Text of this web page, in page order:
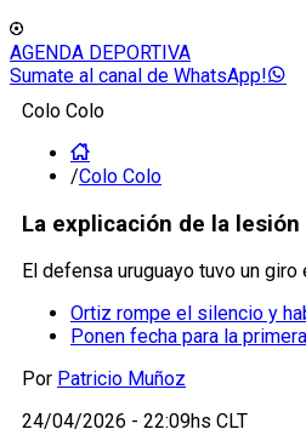
AGENDA DEPORTIVA
Sumate al canal de WhatsApp!
Colo Colo
/Colo Colo
La explicación de la
El defensa uruguayo tuvo un
Ortiz rompe el silencio y
Ponen fecha para la
Por Patricio Muñoz
24/04/2026 - 22:09hs CLT